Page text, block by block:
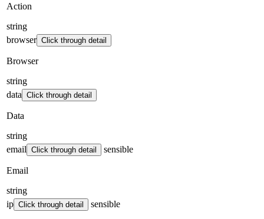
Action
string
browser Click through detail
Browser
string
data Click through detail
Data
string
email Click through detail sensible
Email
string
ip Click through detail sensible